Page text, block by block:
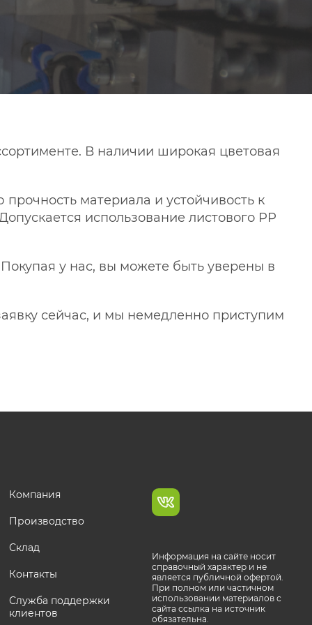
В наличии широкая цветовая
материала и устойчивость к
использование листового PP
у нас, вы можете быть уверены в
сейчас, и мы немедленно приступим
Компания
Производство
Склад
Контакты
Служба поддержки
клиентов
Информация на сайте носит
справочный характер и не
является публичной офертой.
При полном или частичном
использовании материалов с
сайта ссылка на источник
обязательна.